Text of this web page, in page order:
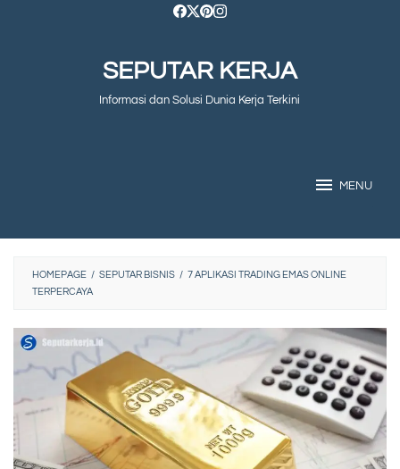
SEPUTAR KERJA
Informasi dan Solusi Dunia Kerja Terkini
MENU
HOMEPAGE / SEPUTAR BISNIS / 7 APLIKASI TRADING EMAS ONLINE
TERPERCAYA